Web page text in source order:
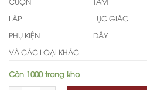
LÁP
LỤC GIÁC
PHỤ KIỆN
DÂY
VÀ CÁC LOẠI KHÁC
Còn 1000 trong kho